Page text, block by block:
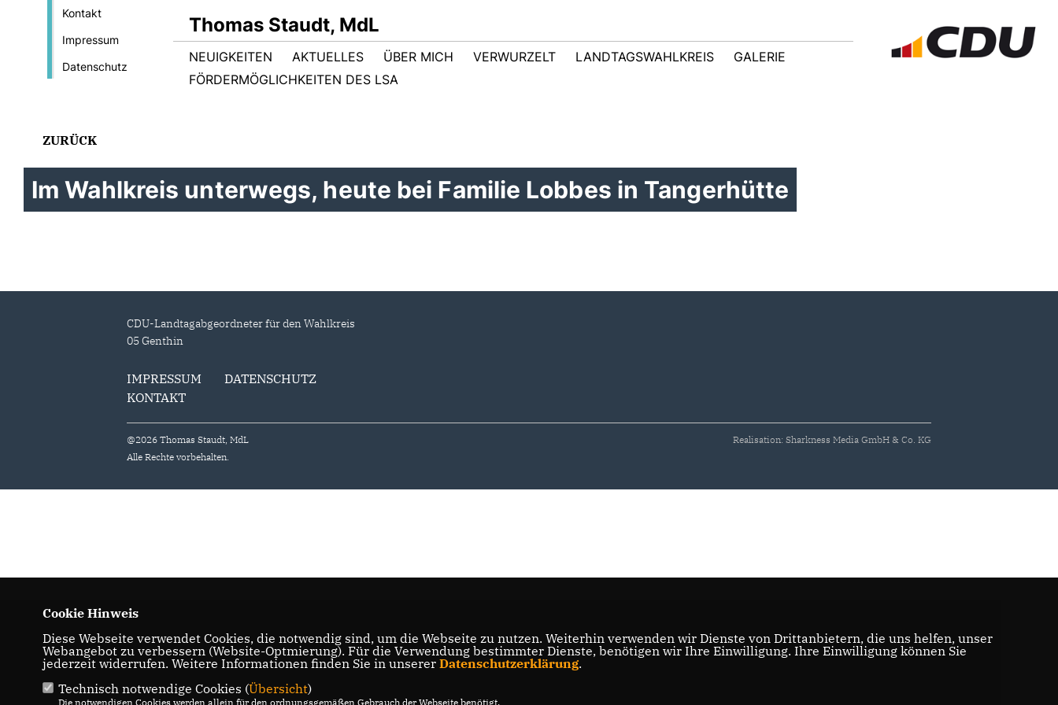
Kontakt
Impressum
Datenschutz
Thomas Staudt, MdL
NEUIGKEITEN AKTUELLES ÜBER MICH VERWURZELT LANDTAGSWAHLKREIS
GALERIE
FÖRDERMÖGLICHKEITEN DES LSA
ZURÜCK
Im Wahlkreis unterwegs, heute bei Familie Lobbes in Tangerhütte
CDU-Landtagabgeordneter für den Wahlkreis
05 Genthin
IMPRESSUM
DATENSCHUTZ
KONTAKT
@2026 Thomas Staudt, MdL
Alle Rechte vorbehalten.
Realisation: Sharkness Media GmbH & Co. KG
Cookie Hinweis
Diese Webseite verwendet Cookies, die notwendig sind, um die Webseite zu nutzen. Weiterhin verwenden wir Dienste von Drittanbietern, die uns helfen, unser
Webangebot zu verbessern (Website-Optmierung). Für die Verwendung bestimmter Dienste, benötigen wir Ihre Einwilligung. Ihre Einwilligung können Sie
jederzeit widerrufen. Weitere Informationen finden Sie in unserer Datenschutzerklärung.
Technisch notwendige Cookies (Übersicht)
Die notwendigen Cookies werden allein für den ordnungsgemäßen Gebrauch der Webseite benötigt.